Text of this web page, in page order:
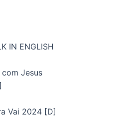
IN ENGLISH
Jesus
Vai 2024 [D]